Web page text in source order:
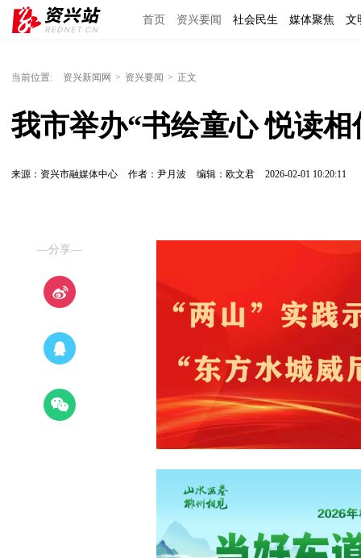
首页 资兴要闻 社会民生 媒体聚焦 文
当前位置: 资兴新闻网 > 资兴要闻 > 正文
我市举办“书绘童心 悦读
来源：资兴市融媒体中心 作者：尹月波 编辑：欧文君 2026-02-01 10:20:11
—分享—